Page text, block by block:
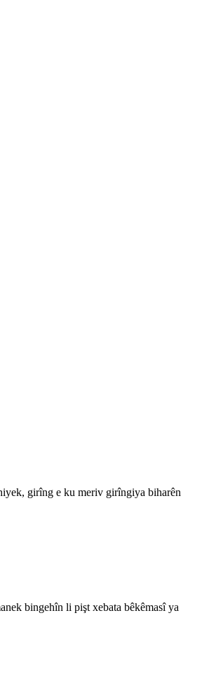
girîng e ku meriv girîngiya biharên
bingehîn li pişt xebata bêkêmasî ya